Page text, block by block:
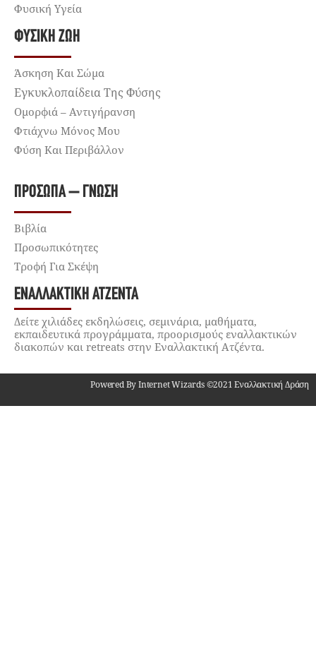
Φυσική Υγεία
ΦΥΣΙΚΉ ΖΩΉ
Άσκηση Και Σώμα
Εγκυκλοπαίδεια Της Φύσης
Ομορφιά – Αντιγήρανση
Φτιάχνω Μόνος Μου
Φύση Και Περιβάλλον
ΠΡΌΣΩΠΑ – ΓΝΏΣΗ
Βιβλία
Προσωπικότητες
Τροφή Για Σκέψη
ΕΝΑΛΛΑΚΤΙΚΉ ΑΤΖΈΝΤΑ
Δείτε χιλιάδες εκδηλώσεις, σεμινάρια, μαθήματα,
εκπαιδευτικά προγράμματα, προορισμούς εναλλακτικών
διακοπών και retreats στην Εναλλακτική Ατζέντα.
Powered By Internet Wizards ©2021 Εναλλακτική Δράση